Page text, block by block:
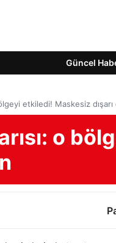
Güncel
etkiledi! Maskesiz dışarı
o